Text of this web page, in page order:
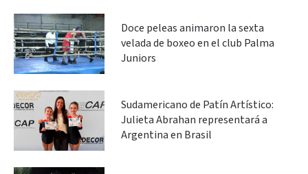
Doce peleas animaron la sexta
velada de boxeo en el club Palma
Juniors
Sudamericano de Patín Artístico:
Julieta Abrahan representará a
Argentina en Brasil